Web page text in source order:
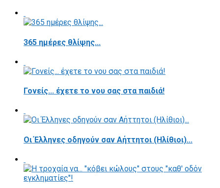
365 ημέρες θλίψης...
Γονείς... έχετε το νου σας στα παιδιά!
Οι Έλληνες οδηγούν σαν Αήττητοι (Ηλίθιοι)...